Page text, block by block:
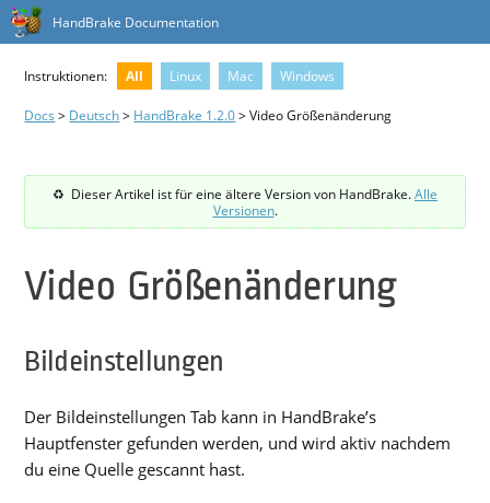
HandBrake Documentation
Instruktionen: All Linux Mac Windows
Docs > Deutsch> HandBrake 1.2.0> Video Größenänderung
Dieser Artikel ist für eine ältere Version von HandBrake. Alle
Versionen.
Video Größenänderung
Bildeinstellungen
Der Bildeinstellungen Tab kann in HandBrake’s
Hauptfenster gefunden werden, und wird aktiv nachdem
du eine Quelle gescannt hast.